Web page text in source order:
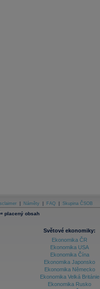
Náměty FAQ Skupina ČSOB
= placený obsah
Světové ekonomiky:
Ekonomika ČR
Ekonomika USA
Ekonomika Čína
Ekonomika Japonsko
Ekonomika Německo
Ekonomika Velká Británie
Ekonomika Rusko